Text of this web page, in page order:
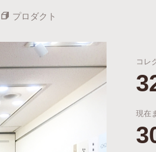
ーから探す 特集から探す
調達額が大きいプロジェクト
プロダクト
コレ
現在